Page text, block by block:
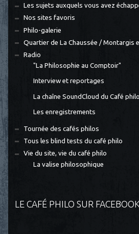
Les sujets auxquels vous avez
Nos sites favoris
Philo-galerie
Quartier de La Chaussée / Montargis
Radio
"La Philosophie au Comptoir"
Interview et reportages
La chaîne SoundCloud du Café philo
Les enregistrements
Tournée des cafés philos
Tous les blind tests du café philo
Vie du site, vie du café philo
La valise philosophique
LE CAFÉ PHILO SUR FACEBOOK